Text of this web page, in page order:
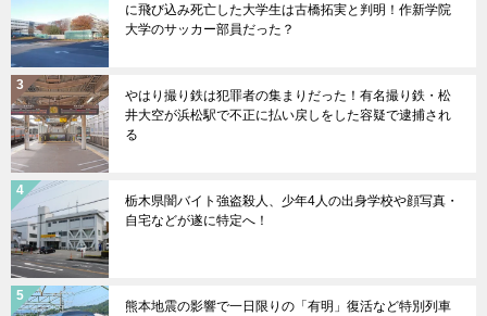
に飛び込み死亡した大学生は古橋拓実と判明！作新学院
大学のサッカー部員だった？
やはり撮り鉄は犯罪者の集まりだった！有名撮り鉄・松
井大空が浜松駅で不正に払い戻しをした容疑で逮捕され
る
栃木県闇バイト強盗殺人、少年4人の出身学校や顔写真・
自宅などが遂に特定へ！
熊本地震の影響で一日限りの「有明」復活など特別列車